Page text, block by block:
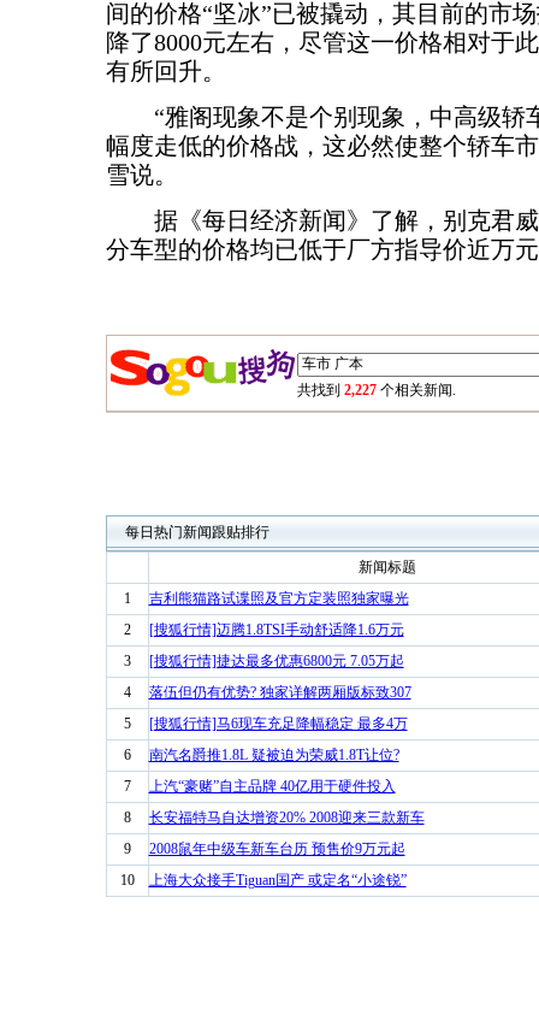
间的价格“坚冰”已被撬动，其目前的市
降了8000元左右，尽管这一价格相对于
有所回升。
“雅阁现象不是个别现象，中高级轿
幅度走低的价格战，这必然使整个轿车
雪说。
据《每日经济新闻》了解，别克君威
分车型的价格均已低于厂方指导价近万
共找到 2,227 个相关新闻.
每日热门新闻跟贴排行
新闻标题
1
吉利熊猫路试谍照及官方定装照独家曝光
2
[搜狐行情]迈腾1.8TSI手动舒适降1.6万元
3
[搜狐行情]捷达最多优惠6800元 7.05万起
4
落伍但仍有优势? 独家详解两厢版标致307
5
[搜狐行情]马6现车充足降幅稳定 最多4万
6
南汽名爵推1.8L 疑被迫为荣威1.8T让位?
7
上汽“豪赌”自主品牌 40亿用于硬件投入
8
长安福特马自达增资20% 2008迎来三款新车
9
2008鼠年中级车新车台历 预售价9万元起
10
上海大众接手Tiguan国产 或定名“小途锐”